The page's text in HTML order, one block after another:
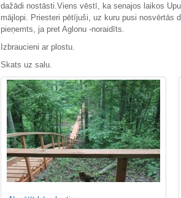
dažādi nostāsti.Viens vēstī, ka senajos laikos
mājlopi. Priesteri pētījuši, uz kuru pusi nosvērtās
pieņemts, ja pret Aglonu -noraidīts.
Izbraucieni ar plostu.
Skats uz salu.